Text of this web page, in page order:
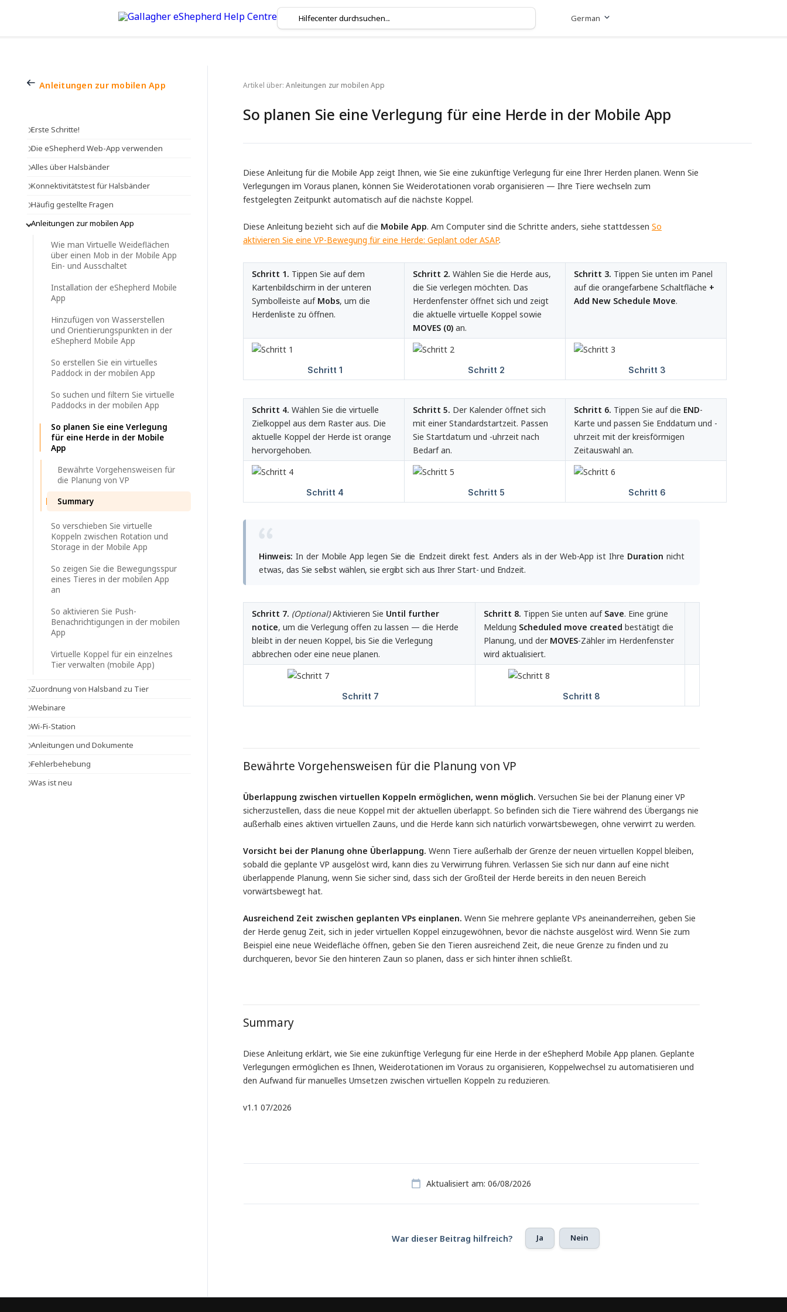
German
Anleitungen zur mobilen App
Erste Schritte!
Die eShepherd Web-App verwenden
Alles über Halsbänder
Konnektivitätstest für Halsbänder
Häufig gestellte Fragen
Anleitungen zur mobilen App
Wie man Virtuelle Weideflächen
über einen Mob in der Mobile App
Ein- und Ausschaltet
Installation der eShepherd Mobile
App
Hinzufügen von Wasserstellen
und Orientierungspunkten in der
eShepherd Mobile App
So erstellen Sie ein virtuelles
Paddock in der mobilen App
So suchen und filtern Sie virtuelle
Paddocks in der mobilen App
So planen Sie eine Verlegung
für eine Herde in der Mobile
App
Bewährte Vorgehensweisen für
die Planung von VP
Summary
So verschieben Sie virtuelle
Koppeln zwischen Rotation und
Storage in der Mobile App
So zeigen Sie die Bewegungsspur
eines Tieres in der mobilen App
an
So aktivieren Sie Push-
Benachrichtigungen in der mobilen
App
Virtuelle Koppel für ein einzelnes
Tier verwalten (mobile App)
Zuordnung von Halsband zu Tier
Webinare
Wi-Fi-Station
Anleitungen und Dokumente
Fehlerbehebung
Was ist neu
Artikel über: Anleitungen zur mobilen App
So planen Sie eine Verlegung für eine Herde in der Mobile App
Diese Anleitung für die Mobile App zeigt Ihnen, wie Sie eine zukünftige Verlegung für eine Ihrer Herden planen. Wenn Sie
Verlegungen im Voraus planen, können Sie Weiderotationen vorab organisieren — Ihre Tiere wechseln zum
festgelegten Zeitpunkt automatisch auf die nächste Koppel.
Diese Anleitung bezieht sich auf die Mobile App. Am Computer sind die Schritte anders, siehe stattdessen So
aktivieren Sie eine VP-Bewegung für eine Herde: Geplant oder ASAP.
Schritt 1. Tippen Sie auf dem
Kartenbildschirm in der unteren
Symbolleiste auf Mobs, um die
Herdenliste zu öffnen.
Schritt 2. Wählen Sie die Herde aus,
die Sie verlegen möchten. Das
Herdenfenster öffnet sich und zeigt
die aktuelle virtuelle Koppel sowie
MOVES (0) an.
Schritt 3. Tippen Sie unten im Panel
auf die orangefarbene Schaltfläche +
Add New Schedule Move.
Schritt 4. Wählen Sie die virtuelle
Zielkoppel aus dem Raster aus. Die
aktuelle Koppel der Herde ist orange
hervorgehoben.
Schritt 5. Der Kalender öffnet sich
mit einer Standardstartzeit. Passen
Sie Startdatum und -uhrzeit nach
Bedarf an.
Schritt 6. Tippen Sie auf die END-
Karte und passen Sie Enddatum und -
uhrzeit mit der kreisförmigen
Zeitauswahl an.
Hinweis: In der Mobile App legen Sie die Endzeit direkt fest. Anders als in der Web-App ist Ihre Duration nicht
etwas, das Sie selbst wählen, sie ergibt sich aus Ihrer Start- und Endzeit.
Schritt 7. (Optional)Aktivieren Sie Until further
notice, um die Verlegung offen zu lassen — die Herde
bleibt in der neuen Koppel, bis Sie die Verlegung
abbrechen oder eine neue planen.
Schritt 8. Tippen Sie unten auf Save. Eine grüne
Meldung Scheduled move created bestätigt die
Planung, und der MOVES-Zähler im Herdenfenster
wird aktualisiert.
Bewährte Vorgehensweisen für die Planung von VP
Überlappung zwischen virtuellen Koppeln ermöglichen, wenn möglich. Versuchen Sie bei der Planung einer VP
sicherzustellen, dass die neue Koppel mit der aktuellen überlappt. So befinden sich die Tiere während des Übergangs nie
außerhalb eines aktiven virtuellen Zauns, und die Herde kann sich natürlich vorwärtsbewegen, ohne verwirrt zu werden.
Vorsicht bei der Planung ohne Überlappung. Wenn Tiere außerhalb der Grenze der neuen virtuellen Koppel bleiben,
sobald die geplante VP ausgelöst wird, kann dies zu Verwirrung führen. Verlassen Sie sich nur dann auf eine nicht
überlappende Planung, wenn Sie sicher sind, dass sich der Großteil der Herde bereits in den neuen Bereich
vorwärtsbewegt hat.
Ausreichend Zeit zwischen geplanten VPs einplanen. Wenn Sie mehrere geplante VPs aneinanderreihen, geben Sie
der Herde genug Zeit, sich in jeder virtuellen Koppel einzugewöhnen, bevor die nächste ausgelöst wird. Wenn Sie zum
Beispiel eine neue Weidefläche öffnen, geben Sie den Tieren ausreichend Zeit, die neue Grenze zu finden und zu
durchqueren, bevor Sie den hinteren Zaun so planen, dass er sich hinter ihnen schließt.
Summary
Diese Anleitung erklärt, wie Sie eine zukünftige Verlegung für eine Herde in der eShepherd Mobile App planen. Geplante
Verlegungen ermöglichen es Ihnen, Weiderotationen im Voraus zu organisieren, Koppelwechsel zu automatisieren und
den Aufwand für manuelles Umsetzen zwischen virtuellen Koppeln zu reduzieren.
v1.1 07/2026
Aktualisiert am: 06/08/2026
War dieser Beitrag hilfreich? Ja Nein